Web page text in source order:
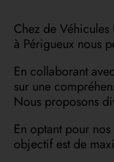
Chez de
à Périgueux nous
En collaborant avec
sur une
Nous proposons
En optant pour
objectif est de